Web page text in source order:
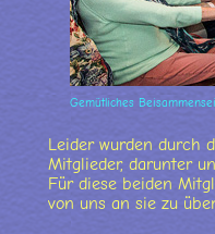
Gemütliches
Leider wurden durch
Mitglieder, darunter
Für diese beiden
von uns an sie zu